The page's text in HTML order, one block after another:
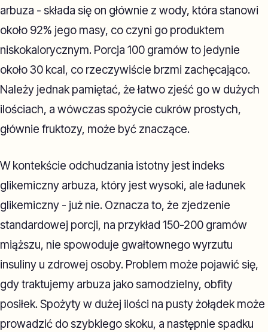
arbuza - składa się on głównie z wody, która stanowi
około 92% jego masy, co czyni go produktem
niskokalorycznym. Porcja 100 gramów to jedynie
około 30 kcal, co rzeczywiście brzmi zachęcająco.
Należy jednak pamiętać, że łatwo zjeść go w dużych
ilościach, a wówczas spożycie cukrów prostych,
głównie fruktozy, może być znaczące.
W kontekście odchudzania istotny jest indeks
glikemiczny arbuza, który jest wysoki, ale ładunek
glikemiczny - już nie. Oznacza to, że zjedzenie
standardowej porcji, na przykład 150-200 gramów
miąższu, nie spowoduje gwałtownego wyrzutu
insuliny u zdrowej osoby. Problem może pojawić się,
gdy traktujemy arbuza jako samodzielny, obfity
posiłek. Spożyty w dużej ilości na pusty żołądek może
prowadzić do szybkiego skoku, a następnie spadku